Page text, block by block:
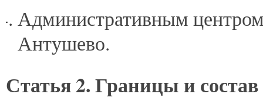
Административным центром
Антушево.
Статья 2. Границы и